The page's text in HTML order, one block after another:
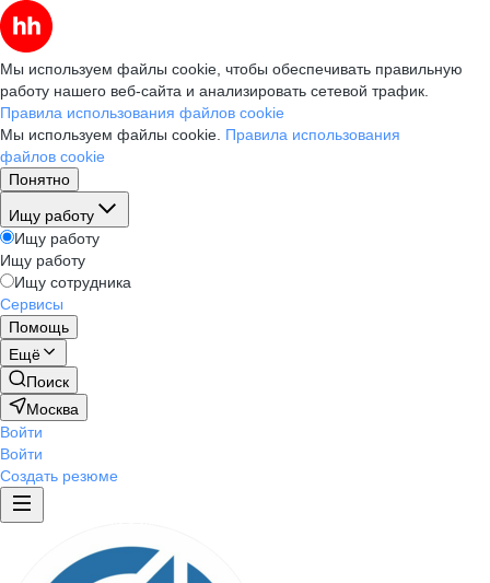
Мы используем файлы cookie, чтобы обеспечивать правильную
работу нашего веб-сайта и анализировать сетевой трафик.
Правила использования файлов cookie
Мы используем файлы cookie. Правила использования
файлов cookie
Понятно
Ищу работу
Ищу работу
Ищу работу
Ищу сотрудника
Сервисы
Помощь
Ещё
Поиск
Москва
Войти
Войти
Создать резюме